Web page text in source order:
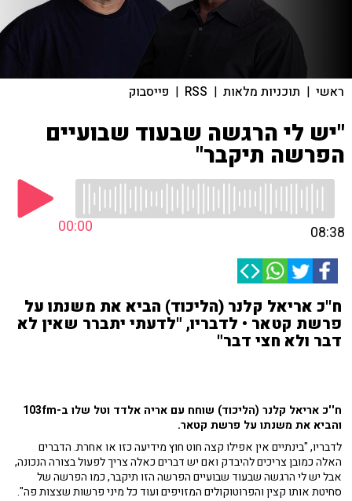
ראשי | תוכניות מלאות |
RSS
| פייסבוק
"יש לי הרגשה שבעוד שבועיים
הפרשה תיקבר"
00:00 08:38
ח''כ אריאל קלנר (הליכוד) הביא את משנתו על
פרשת קטאר • לדבריו, "לדעתי יתברר שאין לא
דבר ולא חצי דבר"
ח''כ אריאל קלנר (הליכוד) שוחח עם אריה אלדד וטל שלו ב-103fm
והביא את משנתו על פרשת קטאר.
לדבריו, "בינתיים אין אפילו קצה חוט חוץ מידיעה כזו או אחרת. הדברים
האלה כמובן צריכים להיבדק ואם יש דברים כאלה צריך לפעול בצורה הנכונה,
אבל יש לי הרגשה שבעוד שבועיים הפרשה הזו תיקבר, כמו הפרשה של
סחיטת אותו קצין והפרוטוקולים המזויפים ועוד כל מיני פרשות שצצות פה".